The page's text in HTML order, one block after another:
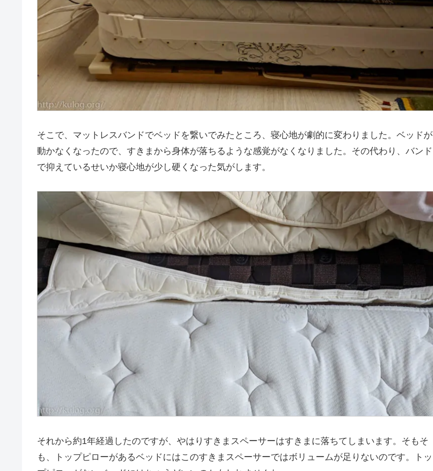
そこで、マットレスバンドでベッドを繋いでみたところ、寝心地が劇的に変わりました。ベッドが
動かなくなったので、すきまから身体が落ちるような感覚がなくなりました。その代わり、バンド
で抑えているせいか寝心地が少し硬くなった気がします。
それから約1年経過したのですが、やはりすきまスペーサーはすきまに落ちてしまいます。そもそ
も、トップピローがあるベッドにはこのすきまスペーサーではボリュームが足りないのです。トッ